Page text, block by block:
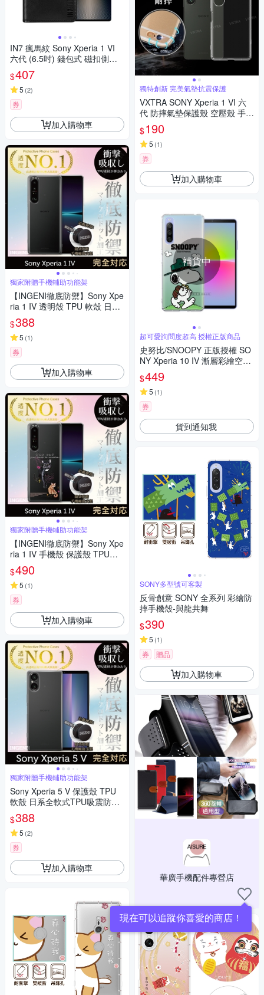
IN7 瘋馬紋 Sony Xperia 1 VI
六代 (6.5吋) 錢包式 磁扣側掀P
U皮套 吊飾孔 手機皮套保護殼
$407
5 (2)
券
加入購物車
獨家附贈手機輔助功能架
【INGENI徹底防禦】Sony Xpe
ria 1 IV 透明殼 TPU 軟殼 日系
全軟式TPU吸震防摔保護殼
$388
5 (1)
券
加入購物車
獨家附贈手機輔助功能架
【INGENI徹底防禦】Sony Xpe
ria 1 IV 手機殼 保護殼 TPU全
軟式 設計師彩繪手機殼-一貓又
一貓
$490
5 (1)
券
加入購物車
獨家附贈手機輔助功能架
Sony Xperia 5 V 保護殼 TPU
軟殼 日系全軟式TPU吸震防摔
保護殼【INGENI徹底防禦】
$388
5 (2)
券
加入購物車
獨特創新 完美氣墊抗震保護
VXTRA SONY Xperia 1 VI 六
代 防摔氣墊保護殼 空壓殼 手機
殼
$190
5 (1)
券
加入購物車
補貨中
超可愛詢問度超高 授權正版商品
史努比/SNOOPY 正版授權 SO
NY Xperia 10 IV 漸層彩繪空壓
手機殼(郊遊)
$449
5 (1)
券
貨到通知我
SONY多型號可客製
反骨創意 SONY 全系列 彩繪防
摔手機殼-與龍共舞
$390
5 (1)
券 贈品
加入購物車
華廣手機配件專營店
現在可以追蹤你喜愛的商店！